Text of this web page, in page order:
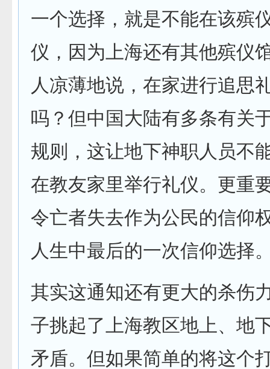
一个选择，就是不能在该殡
仪，因为上海还有其他殡仪
人凉薄地说，在家进行追思
吗？但中国大陆有多条有关
规则，这让地下神职人员不
在教友家里举行礼仪。更重
令亡者失去作为公民的信仰
人生中最后的一次信仰选择
其实这通知还有更大的杀伤
子挑起了上海教区地上、地
矛盾。但如果简单的将这个